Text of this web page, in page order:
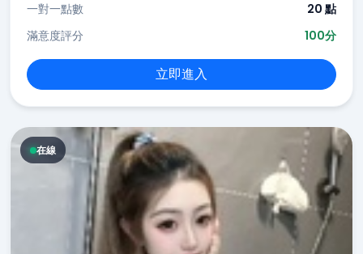
一對一點數
20 點
滿意度評分
100分
立即進入
在線